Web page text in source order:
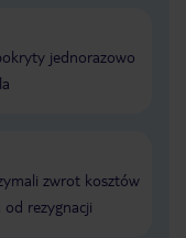
jednorazowo
zwrot kosztów
od rezygnacji